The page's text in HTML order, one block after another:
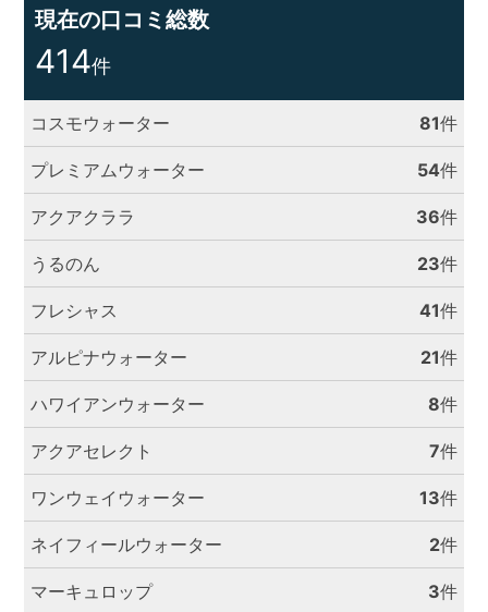
現在の口コミ総数
414件
コスモウォーター 81件
プレミアムウォーター 54件
アクアクララ 36件
うるのん 23件
フレシャス 41件
アルピナウォーター 21件
ハワイアンウォーター 8件
アクアセレクト 7件
ワンウェイウォーター 13件
ネイフィールウォーター 2件
マーキュロップ 3件